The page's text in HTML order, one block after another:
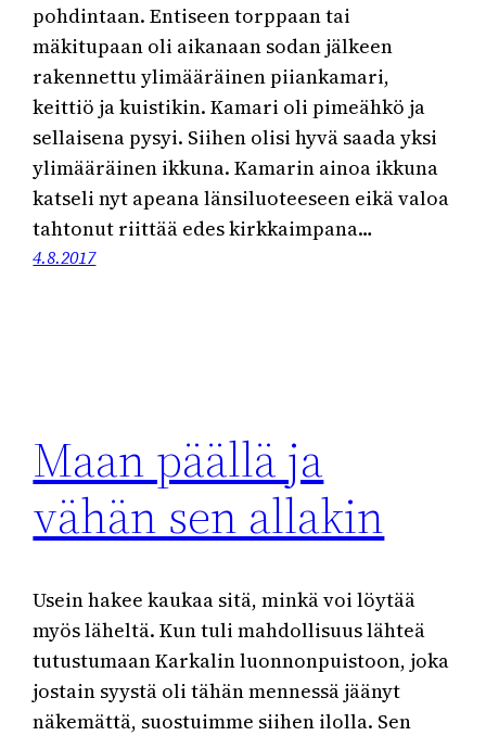
pohdintaan. Entiseen torppaan tai
mäkitupaan oli aikanaan sodan jälkeen
rakennettu ylimääräinen piiankamari,
keittiö ja kuistikin. Kamari oli pimeähkö ja
sellaisena pysyi. Siihen olisi hyvä saada yksi
ylimääräinen ikkuna. Kamarin ainoa ikkuna
katseli nyt apeana länsiluoteeseen eikä valoa
tahtonut riittää edes kirkkaimpana…
4.8.2017
Maan päällä ja
vähän sen allakin
Usein hakee kaukaa sitä, minkä voi löytää
myös läheltä. Kun tuli mahdollisuus lähteä
tutustumaan Karkalin luonnonpuistoon, joka
jostain syystä oli tähän mennessä jäänyt
näkemättä, suostuimme siihen ilolla. Sen